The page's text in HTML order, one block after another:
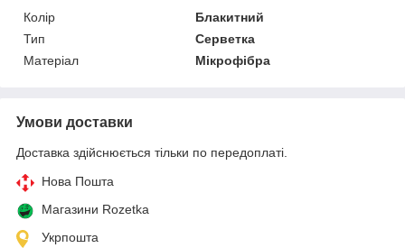
Колір
Блакитний
Тип
Серветка
Матеріал
Мікрофібра
Умови доставки
Доставка здійснюється тільки по передоплаті.
Нова Пошта
Магазини Rozetka
Укрпошта